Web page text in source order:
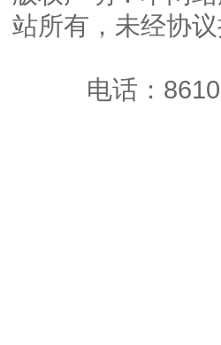
站所有，未经协
电话：